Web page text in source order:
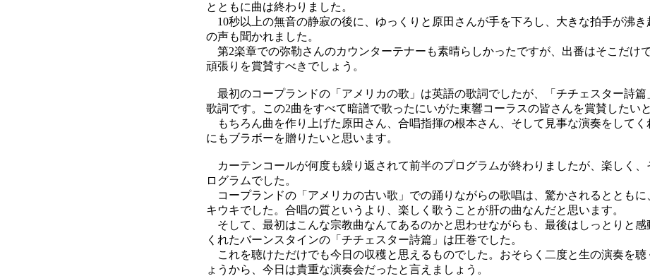
とともに曲は終わりました。
10秒以上の無音の静寂の後に、ゆっくりと原田さんが手を下ろし、大きな拍手が沸き
の声も聞かれました。
第2楽章での弥勒さんのカウンターテナーも素晴らしかったですが、出番はそこだけ
頑張りを賞賛すべきでしょう。
最初のコープランドの「アメリカの歌」は英語の歌詞でしたが、「チチェスター詩篇
歌詞です。この2曲をすべて暗譜で歌ったにいがた東響コーラスの皆さんを賞賛したいと
もちろん曲を作り上げた原田さん、合唱指揮の根本さん、そして見事な演奏をしてく
にもブラボーを贈りたいと思います。
カーテンコールが何度も繰り返されて前半のプログラムが終わりましたが、楽しく、
ログラムでした。
コープランドの「アメリカの古い歌」での踊りながらの歌唱は、驚かされるとともに
キウキでした。合唱の質というより、楽しく歌うことが肝の曲なんだと思います。
そして、最初はこんな宗教曲なんてあるのかと思わせながらも、最後はしっとりと感
くれたバーンスタインの「チチェスター詩篇」は圧巻でした。
これを聴けただけでも今日の収穫と思えるものでした。おそらく二度と生の演奏を聴
ょうから、今日は貴重な演奏会だったと言えましょう。